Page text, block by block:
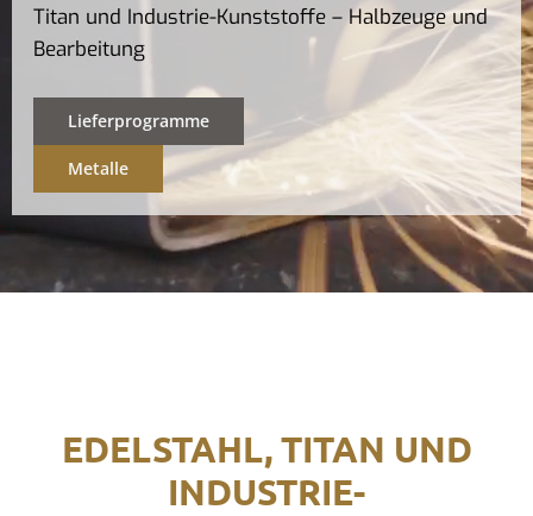
Titan und Industrie-Kunststoffe – Halbzeuge und
Bearbeitung
Lieferprogramme
Metalle
EDELSTAHL, TITAN UND
INDUSTRIE-